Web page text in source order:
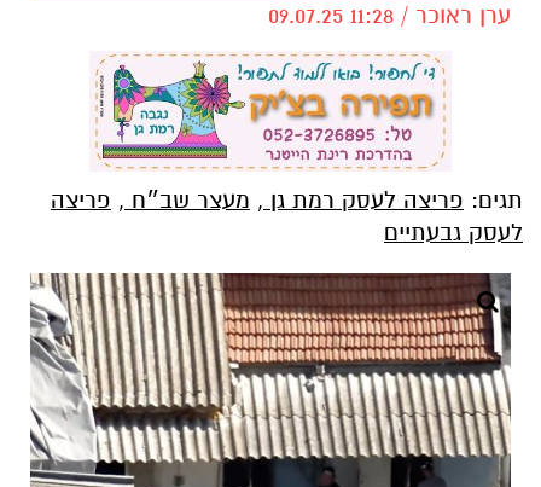
ערן ראוכר / 11:28 09.07.25
תגים: פריצה לעסק רמת גן , מעצר שב״ח , פריצה
לעסק גבעתיים